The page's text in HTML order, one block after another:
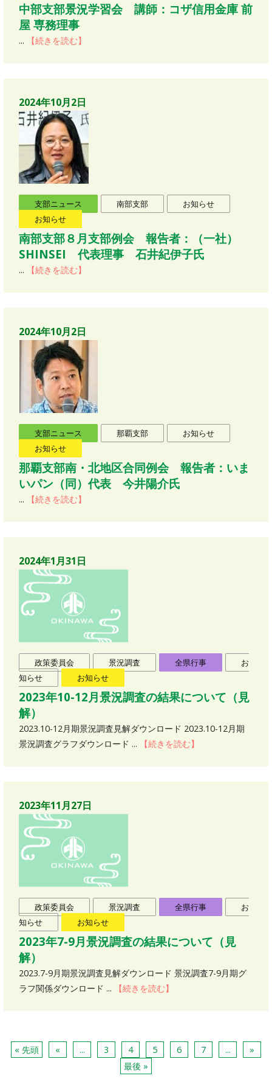
中部支部景況学習会 講師：コザ信用金庫 前
屋 専務理事
... 【続きを読む】
2024年10月2日
支部ニュース 南部支部
お知らせ
お知らせ
南部支部８月支部例会 報告者：（一社）
SHINSEI 代表理事 石井紀伊子氏
... 【続きを読む】
2024年10月2日
支部ニュース 那覇支部
お知らせ
お知らせ
那覇支部南・北地区合同例会 報告者：いま
いパン（同）代表 今井陽介氏
... 【続きを読む】
2024年1月31日
政策委員会 景況調査 全県行事
お
知らせ
お知らせ
2023年10-12月景況調査の結果について（見
解）
2023.10-12月期景況調査見解ダウンロード 2023.10-12月期
景況調査グラフダウンロード ...
【続きを読む】
2023年11月27日
政策委員会 景況調査 全県行事
お
知らせ
お知らせ
2023年7-9月景況調査の結果について（見
解）
2023.7-9月期景況調査見解ダウンロード 景況調査7-9月期グ
ラフ関係ダウンロード ...
【続きを読む】
« 先頭 « ... 3 4 5 6 7 ...
»
最後 »